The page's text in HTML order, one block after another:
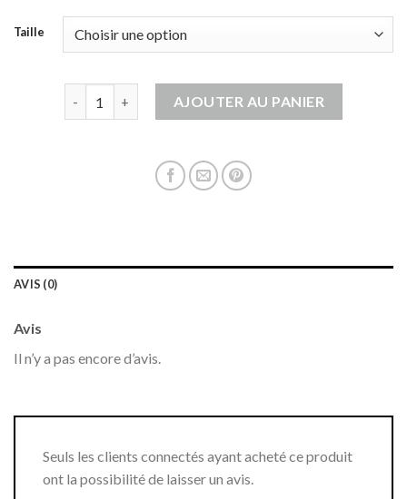
Taille
AJOUTER AU PANIER
AVIS (0)
Avis
Il n’y a pas encore d’avis.
Seuls les clients connectés ayant acheté ce produit
ont la possibilité de laisser un avis.